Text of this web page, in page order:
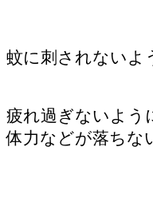
蚊に刺されないよ
疲れ過ぎないよう
体力などが落ちな